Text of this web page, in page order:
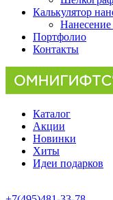
Калькулятор
Портфолио
Контакты
Каталог
Акции
Новинки
Хиты
Идеи подарков